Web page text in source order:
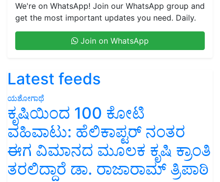
We're on WhatsApp! Join our WhatsApp group and
get the most important updates you need. Daily.
Join on WhatsApp
Latest feeds
ಯಶೋಗಾಥೆ
ಕೃಷಿಯಿಂದ 100 ಕೋಟಿ
ವಹಿವಾಟು: ಹೆಲಿಕಾಪ್ಟರ್ ನಂತರ
ಈಗ ವಿಮಾನದ ಮೂಲಕ ಕೃಷಿ ಕ್ರಾಂತಿ
ತರಲಿದ್ದಾರೆ ಡಾ. ರಾಜಾರಾಮ್ ತ್ರಿಪಾಠಿ